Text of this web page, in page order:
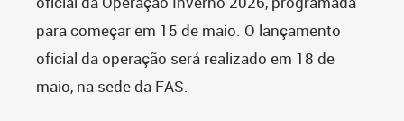
para começar em 15 de maio. O lançamento
oficial da operação será realizado em 18 de
maio, na sede da FAS.